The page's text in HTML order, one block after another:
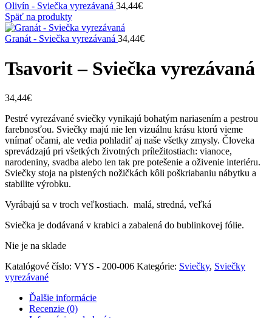
Olivín - Sviečka vyrezávaná 34,44€
Späť na produkty
Granát - Sviečka vyrezávaná 34,44€
Tsavorit – Sviečka vyrezávaná
34,44€
Pestré vyrezávané sviečky vynikajú bohatým nariasením a pestrou
farebnosťou. Sviečky majú nie len vizuálnu krásu ktorú vieme
vnímať očami, ale vedia pohladiť aj naše všetky zmysly. Človeka
sprevádzajú pri všetkých životných príležitostiach: vianoce,
narodeniny, svadba alebo len tak pre potešenie a oživenie interiéru.
Sviečky stoja na plstených nožičkách kôli poškriabaniu nábytku a
stabilite výrobku.
Vyrábajú sa v troch veľkostiach. malá, stredná, veľká
Sviečka je dodávaná v krabici a zabalená do bublinkovej fólie.
Nie je na sklade
Katalógové číslo: VYS - 200-006 Kategórie: Sviečky, Sviečky
vyrezávané
Ďalšie informácie
Recenzie (0)